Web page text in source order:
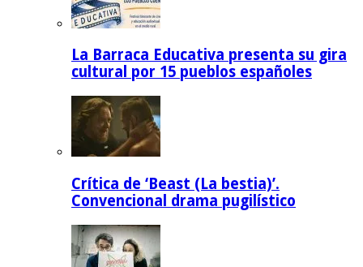
La Barraca Educativa presenta su gira
cultural por 15 pueblos españoles
Crítica de ‘Beast (La bestia)’.
Convencional drama pugilístico